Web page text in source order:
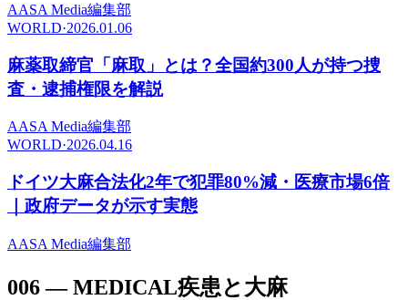
AASA Media編集部
WORLD·2026.01.06
麻薬取締官「麻取」とは？全国約300人が持つ捜
査・逮捕権限を解説
AASA Media編集部
WORLD·2026.04.16
ドイツ大麻合法化2年で犯罪80%減・医療市場6倍
｜政府データが示す実態
AASA Media編集部
006—MEDICAL疾患と大麻